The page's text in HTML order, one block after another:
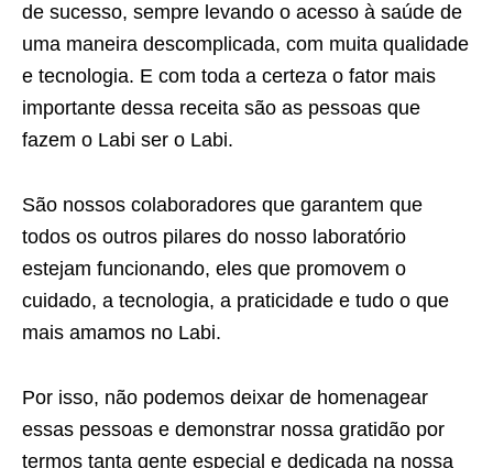
de sucesso, sempre levando o acesso à saúde de
uma maneira descomplicada, com muita qualidade
e tecnologia. E com toda a certeza o fator mais
importante dessa receita são as pessoas que
fazem o Labi ser o Labi.
São nossos colaboradores que garantem que
todos os outros pilares do nosso laboratório
estejam funcionando, eles que promovem o
cuidado, a tecnologia, a praticidade e tudo o que
mais amamos no Labi.
Por isso, não podemos deixar de homenagear
essas pessoas e demonstrar nossa gratidão por
termos tanta gente especial e dedicada na nossa